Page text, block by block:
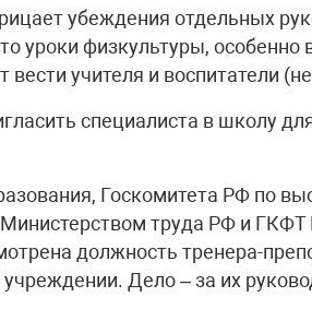
убеждения отдельных
уроки физкультуры,
вести учителя и воспитатели
специалиста в школу
Госкомитета РФ по
труда РФ и ГКФТ
должность тренера-
Дело – за их